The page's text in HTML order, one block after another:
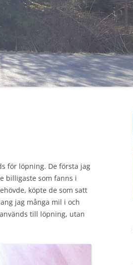
för löpning. De första jag
billigaste som fanns i
köpte de som satt
jag många mil i och
till löpning, utan